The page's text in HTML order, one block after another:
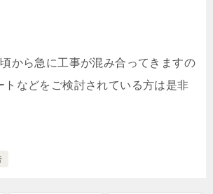
から急に工事が混み合ってきますの
トなどをご検討されている方は是非